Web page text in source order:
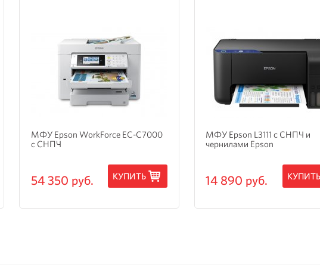
МФУ Epson WorkForce EC-C7000
с СНПЧ
54 350 руб. КУПИТЬ
МФУ Epson L3111 с СНПЧ и
чернилами Epson
14 890 руб. КУПИТЬ